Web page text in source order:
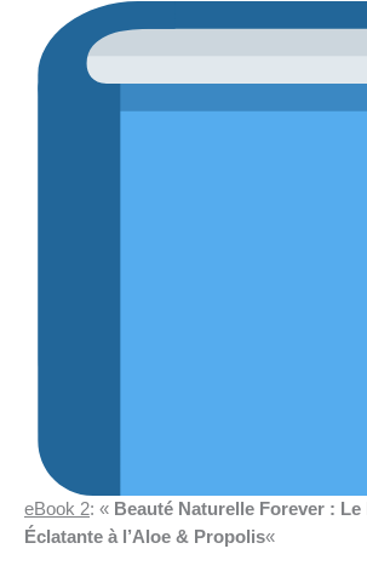
eBook 2: « Beauté Naturelle Forever : Le
Éclatante à l’Aloe & Propolis«